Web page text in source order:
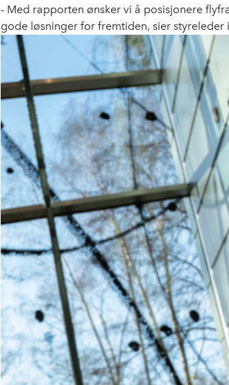
- Med rapporten ønsker vi å posisjonere
gode løsninger for fremtiden, sier styreleder